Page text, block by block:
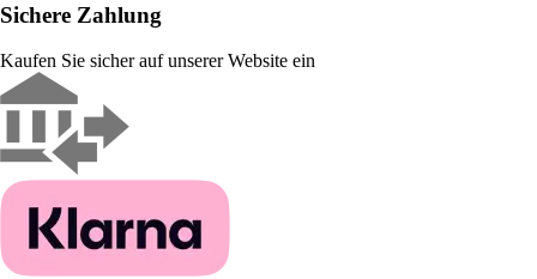
Sichere Zahlung
Kaufen Sie sicher auf unserer Website ein